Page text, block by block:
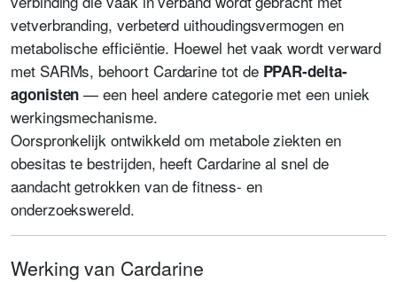
vetverbranding, verbeterd uithoudingsvermogen en
metabolische efficiëntie. Hoewel het vaak wordt verward
met SARMs, behoort Cardarine tot de PPAR-delta-
agonisten — een heel andere categorie met een uniek
werkingsmechanisme.
Oorspronkelijk ontwikkeld om metabole ziekten en
obesitas te bestrijden, heeft Cardarine al snel de
aandacht getrokken van de fitness- en
onderzoekswereld.
Werking van Cardarine